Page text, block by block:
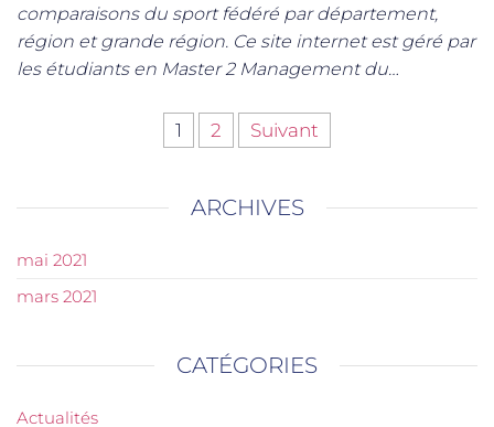
comparaisons du sport fédéré par département,
région et grande région. Ce site internet est géré par
les étudiants en Master 2 Management du…
1 2 Suivant
ARCHIVES
mai 2021
mars 2021
CATÉGORIES
Actualités